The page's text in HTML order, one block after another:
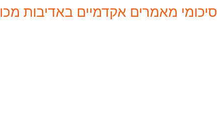
סיכומי מאמרים אקדמיים באדיבות